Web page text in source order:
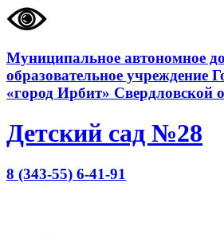
Муниципальное автономное
образовательное учреждение
«город Ирбит» Свердловской
Детский сад №28
8 (343-55) 6-41-91